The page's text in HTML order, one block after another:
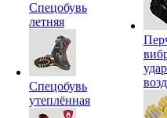
Спецобувь
летняя
Спецобувь
утеплённая